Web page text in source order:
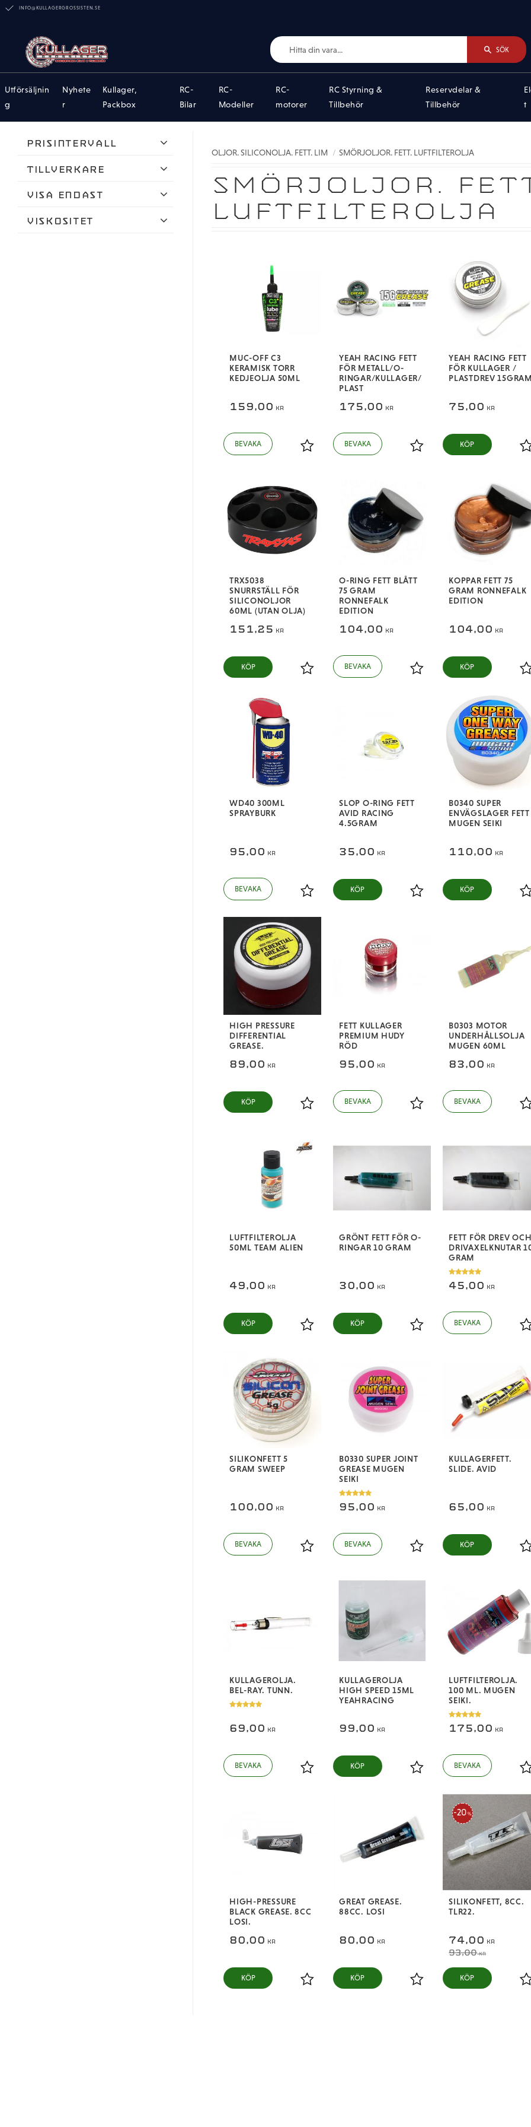
INFO@KULLAGERGROSSISTEN.SE
SÖK
Utförsäljnin
g
Nyhete
r
Kullager,
Packbox
RC-
Bilar
RC-
Modeller
RC-
motorer
RC Styrning &
Tillbehör
Reservdelar &
Tillbehör
t
Prisintervall
Tillverkare
Le Smörjmedel
Visa endast
Viskositet
SMÖRJOLJOR.
LUFTFILTEROLJA
OLJOR. SILICONOLJA. FETT. LIM SMÖRJOLJOR. FETT. LUFTFILTEROLJA
MUC-OFF C3
KERAMISK TORR
KEDJEOLJA 50ML
159,00 KR
Lägg till i favoriter
YEAH RACING FETT
FÖR METALL/O-
RINGAR/KULLAGER/
PLAST
175,00 KR
Lägg till i favoriter
YEAH RACING FETT
FÖR KULLAGER /
PLASTDREV 15GRAM
75,00 KR
KÖP
TRX5038
SNURRSTÄLL FÖR
SILICONOLJOR
60ML (UTAN OLJA)
151,25 KR
Lägg till i favoriter
KÖP
O-RING FETT BLÅTT
75 GRAM
RONNEFALK
EDITION
104,00 KR
Lägg till i favoriter
KOPPAR FETT 75
GRAM RONNEFALK
EDITION
104,00 KR
KÖP
WD40 300ML
SPRAYBURK
95,00 KR
Lägg till i favoriter
SLOP O-RING FETT
AVID RACING
4.5GRAM
35,00 KR
Lägg till i favoriter
KÖP
B0340 SUPER
ENVÄGSLAGER FETT
MUGEN SEIKI
110,00 KR
KÖP
HIGH PRESSURE
DIFFERENTIAL
GREASE.
89,00 KR
Lägg till i favoriter
KÖP
FETT KULLAGER
PREMIUM HUDY
RÖD
95,00 KR
Lägg till i favoriter
B0303 MOTOR
UNDERHÅLLSOLJA
MUGEN 60ML
83,00 KR
LUFTFILTEROLJA
50ML TEAM ALIEN
49,00 KR
Lägg till i favoriter
KÖP
GRÖNT FETT FÖR O-
RINGAR 10 GRAM
30,00 KR
Lägg till i favoriter
KÖP
FETT FÖR DREV OCH
DRIVAXELKNUTAR
GRAM
45,00 KR
SILIKONFETT 5
GRAM SWEEP
100,00 KR
Lägg till i favoriter
B0330 SUPER JOINT
GREASE MUGEN
SEIKI
95,00 KR
Lägg till i favoriter
KULLAGERFETT.
SLIDE. AVID
65,00 KR
KÖP
KULLAGEROLJA.
BEL-RAY. TUNN.
69,00 KR
Lägg till i favoriter
KULLAGEROLJA
HIGH SPEED 15ML
YEAHRACING
99,00 KR
Lägg till i favoriter
KÖP
LUFTFILTEROLJA.
100 ML. MUGEN
SEIKI.
175,00 KR
HIGH-PRESSURE
BLACK GREASE. 8CC
LOSI.
80,00 KR
Lägg till i favoriter
KÖP
GREAT GREASE.
88CC. LOSI
80,00 KR
Lägg till i favoriter
KÖP
SILIKONFETT, 8CC.
TLR22.
74,00 KR
93,00KR
20 %
KÖP